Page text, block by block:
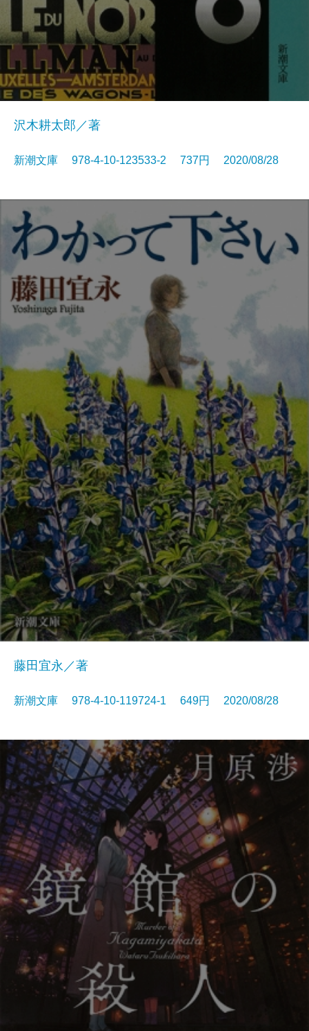
沢木耕太郎／著
新潮文庫 978-4-10-123533-2 737円 2020/08/28
藤田宜永／著
新潮文庫 978-4-10-119724-1 649円 2020/08/28